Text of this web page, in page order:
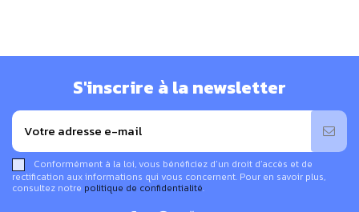
S'inscrire à la newsletter
Conformément à la loi, vous bénéficiez d’un droit d’accès et de
rectification aux informations qui vous concernent. Pour en savoir plus,
consultez notre politique de confidentialité.